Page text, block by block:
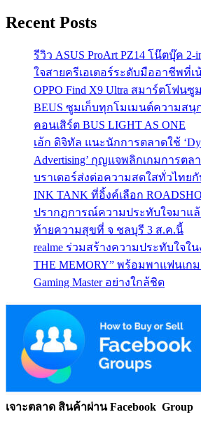
Recent Posts
รีวิว ASUS ProArt PZ14 โน๊ตบุ๊ค 2-
ใจสายครีเอเตอร์ระดับมืออาชีพที่
OPPO Find X9 Ultra สมาร์ตโฟน
BEUS ซูมเก็บทุกโมเมนต์ความส
คอนเสิร์ต BUS LIGHT AS ONE
เอ้ก ดิจิทัล แนะนักการตลาดใช้
Advertising’ กุญแจพลิกเกมการตล
บราเดอร์ส่งต่อความสดใสทั่วไทยกั
INK TANK ที่อิ้งค์เลือก
ปรากฏการณ์ความประทับใจมาแล้
ท้ายความสุขที่ จ ชลบุรี 3 ส.ค.นี้
realme ร่วมสร้างความประทับใจใ
THE MEMORY” พร้อมพาแฟนเ
Gaming Master อย่างใกล้ชิด
เจาะตลาด สินค้าผ่าน Facebook Group